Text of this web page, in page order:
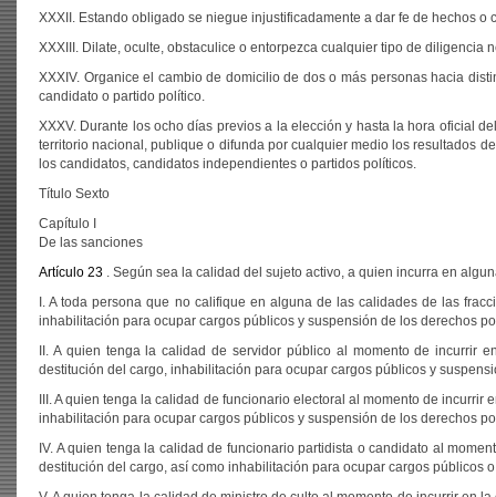
XXXII. Estando obligado se niegue injustificadamente a dar fe de hechos
XXXIII. Dilate, oculte, obstaculice o entorpezca cualquier tipo de
XXXIV. Organice el cambio de domicilio de dos o más personas hacia
candidato o partido político.
XXXV. Durante los ocho días previos a la elección y hasta la hora oficial
territorio nacional, publique o difunda por cualquier medio los resultados
los candidatos, candidatos independientes o partidos políticos.
Título Sexto
Capítulo I
De las sanciones
Artículo 23 . Según sea la calidad del sujeto activo, a quien incurra en
I. A toda persona que no califique en alguna de las calidades de las
inhabilitación para ocupar cargos públicos y suspensión de los derechos
II. A quien tenga la calidad de servidor público al momento de incurrir
destitución del cargo, inhabilitación para ocupar cargos públicos y
III. A quien tenga la calidad de funcionario electoral al momento de
inhabilitación para ocupar cargos públicos y suspensión de los derechos
IV. A quien tenga la calidad de funcionario partidista o candidato al
destitución del cargo, así como inhabilitación para ocupar cargos públicos